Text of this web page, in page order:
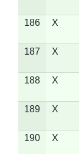
186 X
187 X
188 X
189 X
190 X